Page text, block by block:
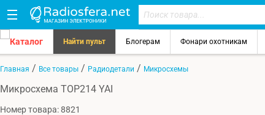
Каталог Найти пульт Блогерам Фонари охотникам
Главная / Все товары / Радиодетали / Микросхемы
Микросхема TOP214 YAI
Номер товара: 8821